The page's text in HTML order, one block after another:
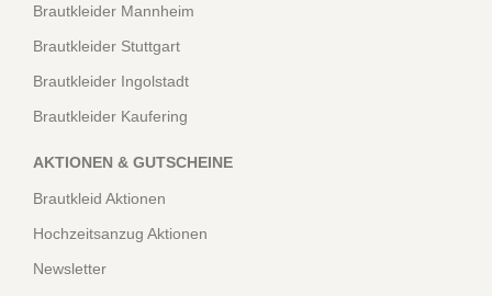
Brautkleider Mannheim
Brautkleider Stuttgart
Brautkleider Ingolstadt
Brautkleider Kaufering
AKTIONEN & GUTSCHEINE
Brautkleid Aktionen
Hochzeitsanzug Aktionen
Newsletter